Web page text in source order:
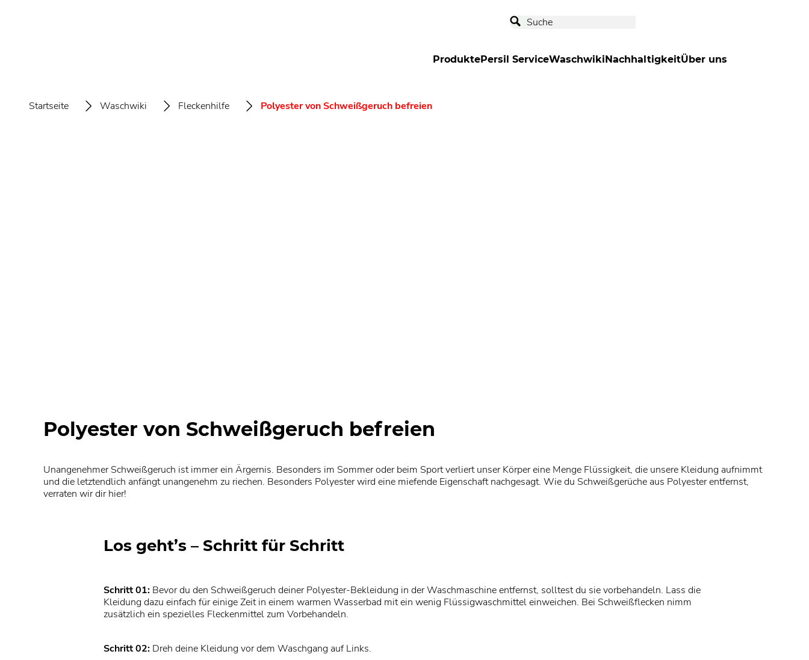
ProduktePersil ServiceWaschwiki NachhaltigkeitÜber uns
Startseite Waschwiki Fleckenhilfe Polyester von Schweißgeruch befreien
Polyester von Schweißgeruch befreien
Unangenehmer Schweißgeruch ist immer ein Ärgernis. Besonders im Sommer oder beim Sport verliert unser Körper eine Menge Flüssigkeit, die unsere Kleidung aufnimmt
und die letztendlich anfängt unangenehm zu riechen. Besonders Polyester wird eine miefende Eigenschaft nachgesagt. Wie du Schweißgerüche aus Polyester entfernst,
verraten wir dir hier!
Los geht’s – Schritt für Schritt
Schritt 01: Bevor du den Schweißgeruch deiner Polyester-Bekleidung in der Waschmaschine entfernst, solltest du sie vorbehandeln. Lass die
Kleidung dazu einfach für einige Zeit in einem warmen Wasserbad mit ein wenig Flüssigwaschmittel einweichen. Bei Schweißflecken nimm
zusätzlich ein spezielles Fleckenmittel zum Vorbehandeln.
Schritt 02:Dreh deine Kleidung vor dem Waschgang auf Links.